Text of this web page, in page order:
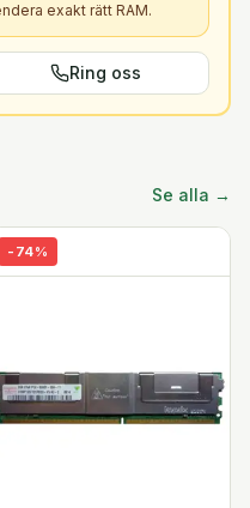
exakt rätt RAM.
Ring oss
Se alla →
- 74%